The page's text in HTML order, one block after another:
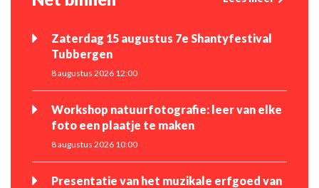
Zaterdag 15 augustus 7e Shantyfestival
Tubbergen
8 augustus 2026 12:00
Workshop natuurfotografie: leer van elke
foto een plaatje te maken
8 augustus 2026 10:00
Presentatie van het muzikale erfgoed van